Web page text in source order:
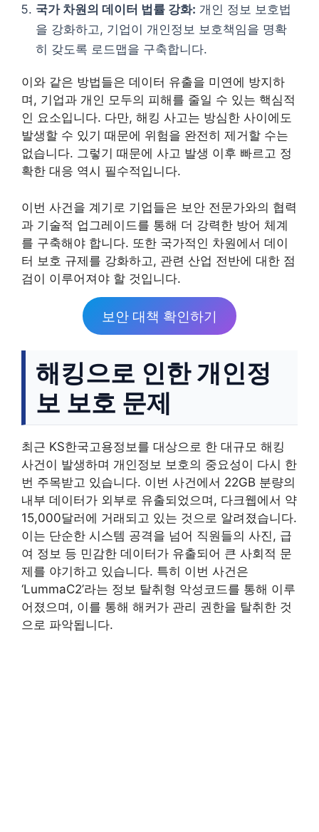
국가 차원의 데이터 법률 강화: 개인 정보 보호법
을 강화하고, 기업이 개인정보 보호책임을 명확
히 갖도록 로드맵을 구축합니다.
이와 같은 방법들은 데이터 유출을 미연에 방지하
며, 기업과 개인 모두의 피해를 줄일 수 있는 핵심적
인 요소입니다. 다만, 해킹 사고는 방심한 사이에도
발생할 수 있기 때문에 위험을 완전히 제거할 수는
없습니다. 그렇기 때문에 사고 발생 이후 빠르고 정
확한 대응 역시 필수적입니다.
이번 사건을 계기로 기업들은 보안 전문가와의 협력
과 기술적 업그레이드를 통해 더 강력한 방어 체계
를 구축해야 합니다. 또한 국가적인 차원에서 데이
터 보호 규제를 강화하고, 관련 산업 전반에 대한 점
검이 이루어져야 할 것입니다.
보안 대책 확인하기
해킹으로 인한 개인정
보 보호 문제
최근 KS한국고용정보를 대상으로 한 대규모 해킹
사건이 발생하며 개인정보 보호의 중요성이 다시 한
번 주목받고 있습니다. 이번 사건에서 22GB 분량의
내부 데이터가 외부로 유출되었으며, 다크웹에서 약
15,000달러에 거래되고 있는 것으로 알려졌습니다.
이는 단순한 시스템 공격을 넘어 직원들의 사진, 급
여 정보 등 민감한 데이터가 유출되어 큰 사회적 문
제를 야기하고 있습니다. 특히 이번 사건은
‘LummaC2’라는 정보 탈취형 악성코드를 통해 이루
어졌으며, 이를 통해 해커가 관리 권한을 탈취한 것
으로 파악됩니다.